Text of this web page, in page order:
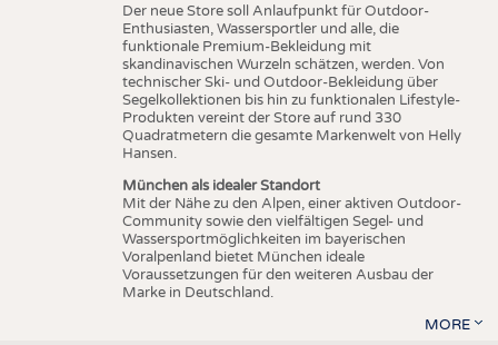
Der neue Store soll Anlaufpunkt für Outdoor-
Enthusiasten, Wassersportler und alle, die
funktionale Premium-Bekleidung mit
skandinavischen Wurzeln schätzen, werden. Von
technischer Ski- und Outdoor-Bekleidung über
Segelkollektionen bis hin zu funktionalen Lifestyle-
Produkten vereint der Store auf rund 330
Quadratmetern die gesamte Markenwelt von Helly
Hansen.
München als idealer Standort
Mit der Nähe zu den Alpen, einer aktiven Outdoor-
Community sowie den vielfältigen Segel- und
Wassersportmöglichkeiten im bayerischen
Voralpenland bietet München ideale
Voraussetzungen für den weiteren Ausbau der
Marke in Deutschland.
MORE